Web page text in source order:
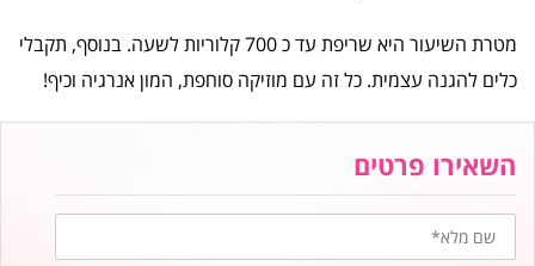
מטרת השיעור היא שריפת עד כ 700 קלוריות לשעה.
בנוסף, תקבלי
כלים להגנה עצמית. כל זה עם מוזיקה סוחפת, המון אנרגיה וכיף!
השאירו פרטים
שם
מלא